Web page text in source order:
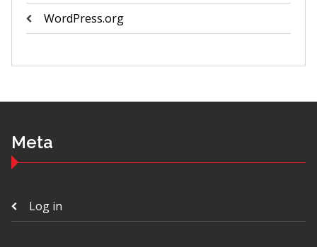
WordPress.org
Meta
Log in